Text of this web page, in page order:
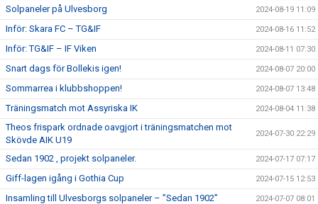
Solpaneler på Ulvesborg 2024-08-19 11:09
Inför: Skara FC – TG&IF 2024-08-16 11:52
Inför: TG&IF – IF Viken 2024-08-11 07:30
Snart dags för Bollekis igen! 2024-08-07 20:00
Sommarrea i klubbshoppen! 2024-08-07 13:48
Träningsmatch mot Assyriska IK 2024-08-04 11:38
Theos frispark ordnade oavgjort i träningsmatchen mot
Skövde AIK U19
2024-07-30 22:29
Sedan 1902 , projekt solpaneler. 2024-07-17 07:17
Giff-lagen igång i Gothia Cup 2024-07-15 12:53
Insamling till Ulvesborgs solpaneler – ”Sedan 1902” 2024-07-07 08:01